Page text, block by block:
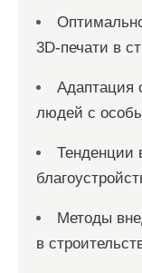
3D-печати в
Адаптация
людей с
Тенденции
Методы
в